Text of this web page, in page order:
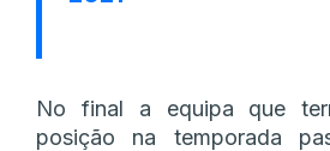
No final a equipa que
posição na temporada